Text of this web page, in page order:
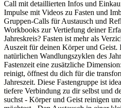
Call mit detaillierten Infos und
Impulse mit Videos zu Fasten und
Gruppen-Calls für Austausch und
Workbooks zur Vertiefung deiner
Jahreskreis? Fasten ist mehr als
Auszeit für deinen Körper und
natürlichen Wandlungszyklen des
Fastenzeit eine zusätzliche
reinigt, öffnest du dich für die
Jahreszeit. Diese Fastengruppe ist
tiefere Verbindung zu dir selbst und
suchst - Körper und Geist reinigen